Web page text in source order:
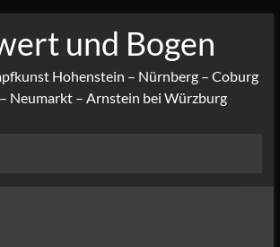
und Bogen
Hohenstein – Nürnberg – Coburg
Neumarkt – Arnstein bei Würzburg